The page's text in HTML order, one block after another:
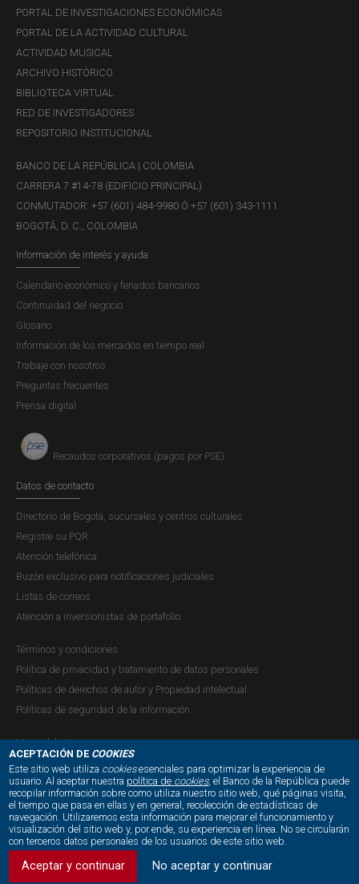
ACEPTACIÓN DE COOKIES
Este sitio web utiliza cookiesesenciales para optimizar la experiencia de
usuario. Al aceptar nuestra política de cookies, el Banco de la República puede
recopilar información sobre como utiliza nuestro sitio web, qué páginas visita,
el tiempo que pasa en ellas y en general, recolección de estadísticas de
navegación. Utilizaremos esta información para mejorar el funcionamiento y
visualización del sitio web y, por ende, su experiencia en línea. No se circularán
con terceros datos personales de los usuarios de este sitio web.
Aceptar y continuar No aceptar y continuar
PORTAL DE INVESTIGACIONES ECONÓMICAS
PORTAL DE LA ACTIVIDAD CULTURAL
ACTIVIDAD MUSICAL
ARCHIVO HISTÓRICO
BIBLIOTECA VIRTUAL
RED DE INVESTIGADORES
REPOSITORIO INSTITUCIONAL
BANCO DE LA REPÚBLICA | COLOMBIA
CARRERA 7 #14-78 (EDIFICIO PRINCIPAL)
CONMUTADOR: +57 (601) 484-9980 Ó +57 (601) 343-1111
BOGOTÁ, D. C., COLOMBIA
Información de interés y ayuda
Calendario económico y feriados bancarios
Continuidad del negocio
Glosario
Información de los mercados en tiempo real
Trabaje con nosotros
Preguntas frecuentes
Prensa digital
Recaudos corporativos (pagos por PSE)
Datos de contacto
Directorio de Bogotá, sucursales y centros culturales
Registre su PQR
Atención telefónica
Buzón exclusivo para notificaciones judiciales
Listas de correos
Atención a inversionistas de portafolio
Términos y condiciones
Política de privacidad y tratamiento de datos personales
Políticas de derechos de autor y Propiedad intelectual
Políticas de seguridad de la información
Mapa del sitio
NUESTRAS REDES SOCIALES: